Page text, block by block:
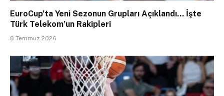
EuroCup’ta Yeni Sezonun Grupları Açıklandı… İşte
Türk Telekom’un Rakipleri
8 Temmuz 2026